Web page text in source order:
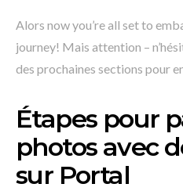
Alors now you’re all set to
journey! Mais attention –
des prochaines sections pour
Étapes pour
photos avec
sur Portal